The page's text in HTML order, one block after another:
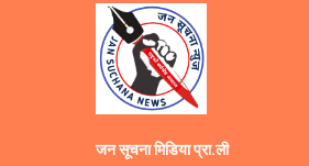
जन सूचना मिडिया प्रा.ली